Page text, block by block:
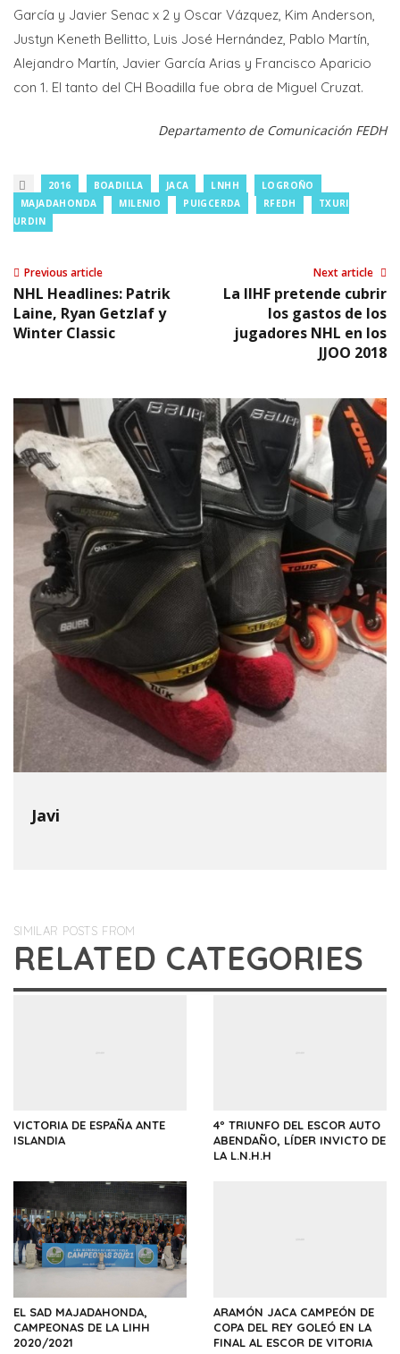
García y Javier Senac x 2 y Oscar Vázquez, Kim Anderson,
Justyn Keneth Bellitto, Luis José Hernández, Pablo Martín,
Alejandro Martín, Javier García Arias y Francisco Aparicio
con 1. El tanto del CH Boadilla fue obra de Miguel Cruzat.
Departamento de Comunicación FEDH
2016 BOADILLA JACA LNHH
LOGROÑO
MAJADAHONDA
MILENIO PUIGCERDA RFEDH
TXURI
URDIN
Previous article
NHL Headlines: Patrik
Laine, Ryan Getzlaf y
Winter Classic
Next article
La IIHF pretende cubrir
los gastos de los
jugadores NHL en los
JJOO 2018
Javi
SIMILAR POSTS FROM
RELATED CATEGORIES
VICTORIA DE ESPAÑA ANTE
ISLANDIA
4º TRIUNFO DEL ESCOR AUTO
ABENDAÑO, LÍDER INVICTO DE
LA L.N.H.H
EL SAD MAJADAHONDA,
CAMPEONAS DE LA LIHH
2020/2021
ARAMÓN JACA CAMPEÓN DE
COPA DEL REY GOLEÓ EN LA
FINAL AL ESCOR DE VITORIA